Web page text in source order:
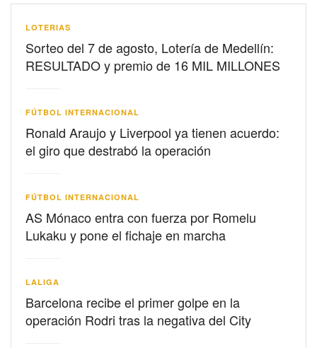
LOTERIAS
Sorteo del 7 de agosto, Lotería de Medellín:
RESULTADO y premio de 16 MIL MILLONES
FÚTBOL INTERNACIONAL
Ronald Araujo y Liverpool ya tienen acuerdo:
el giro que destrabó la operación
FÚTBOL INTERNACIONAL
AS Mónaco entra con fuerza por Romelu
Lukaku y pone el fichaje en marcha
LALIGA
Barcelona recibe el primer golpe en la
operación Rodri tras la negativa del City